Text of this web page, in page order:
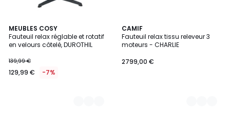
MEUBLES COSY
Fauteuil relax réglable et rotatif
en velours côtelé, DUROTHIL
139,99 €
129,99 € -7%
2
Couleurs
CAMIF
Fauteuil relax tissu releveur 3
moteurs - CHARLIE
2799,00 €
4
Couleurs